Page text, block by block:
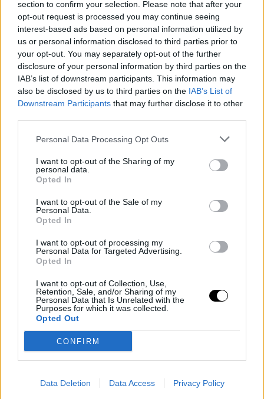
section to confirm your selection. Please note that after your
opt-out request is processed you may continue seeing
interest-based ads based on personal information utilized by
us or personal information disclosed to third parties prior to
your opt-out. You may separately opt-out of the further
disclosure of your personal information by third parties on the
IAB’s list of downstream participants. This information may
also be disclosed by us to third parties on the IAB’s List of
Downstream Participants that may further disclose it to other
Personal Data Processing Opt Outs
I want to opt-out of the Sharing of my
personal data.
Opted In
I want to opt-out of the Sale of my
Personal Data.
Opted In
I want to opt-out of processing my
Personal Data for Targeted Advertising.
Opted In
I want to opt-out of Collection, Use,
Retention, Sale, and/or Sharing of my
Personal Data that Is Unrelated with the
Purposes for which it was collected.
Opted Out
CONFIRM
Data Deletion Data Access Privacy Policy
Hogyan hűtsük le a lakást klíma nélkül? 12 bevált módszer
kánikula idejére
Szilágyi Csilla szobra és a Vadvirágom projekt:
Völgyében
Hogyan mondj nemet a főnöködnek anélkül, hogy
kirúgnának? – Útmutató az asszertív munkahelyi
kommunikációhoz